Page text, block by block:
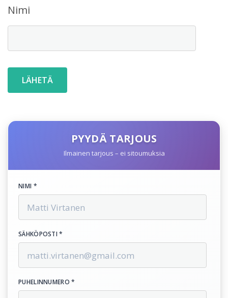
Nimi
PYYDÄ TARJOUS
Ilmainen tarjous – ei sitoumuksia
NIMI *
SÄHKÖPOSTI *
PUHELINNUMERO *